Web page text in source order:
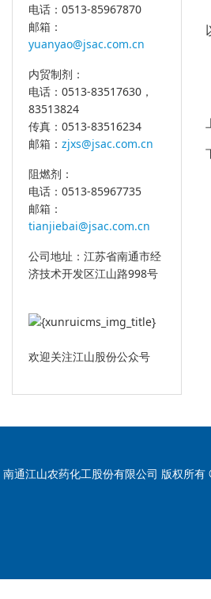
电话：0513-85967870
邮箱：
yuanyao@jsac.com.cn
内贸制剂：
电话：0513-83517630，
83513824
传真：0513-83516234
邮箱： zjxs@jsac.com.cn
阻燃剂：
电话：0513-85967735
邮箱：
tianjiebai@jsac.com.cn
公司地址：江苏省南通市经
济技术开发区江山路998号
欢迎关注江山股份公众号
南通江山农药化工股份有限公司 版权所